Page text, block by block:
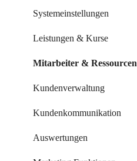
Systemeinstellungen
Leistungen & Kurse
Mitarbeiter & Ressourcen
Kundenverwaltung
Kundenkommunikation
Auswertungen